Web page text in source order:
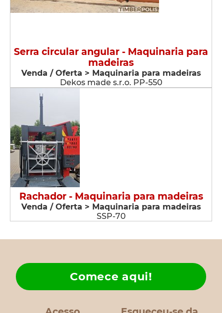
Serra circular angular - Maquinaria para
madeiras
Venda / Oferta > Maquinaria para madeiras
Dekos made s.r.o. PP-550
Rachador - Maquinaria para madeiras
Venda / Oferta > Maquinaria para madeiras
SSP-70
Comece aqui!